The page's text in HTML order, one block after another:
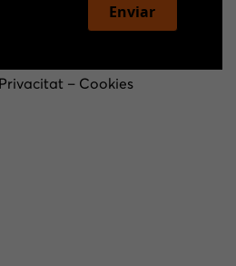
Enviar
Privacitat – Cookies